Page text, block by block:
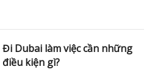
Đi Dubai làm việc cần những
điều kiện gì?